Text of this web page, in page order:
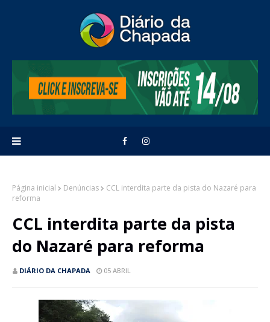
Página inicial Denúncias
CCL interdita parte da pista do Nazaré para
reforma
CCL interdita parte da pista
do Nazaré para reforma
DIÁRIO DA CHAPADA 05 ABRIL